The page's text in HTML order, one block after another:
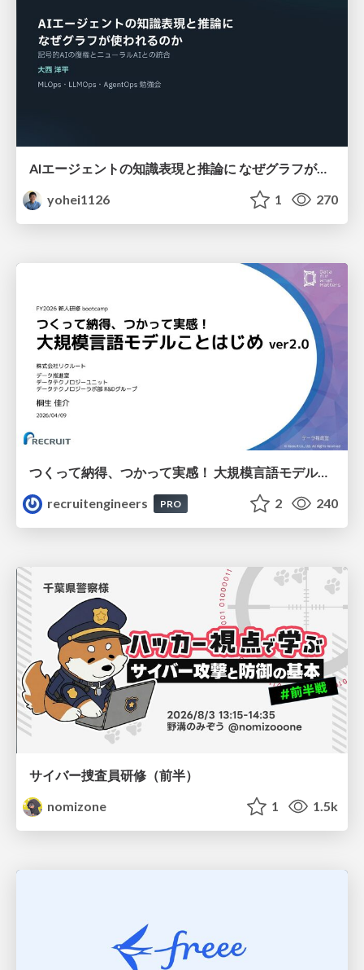
AIエージェントの知識表現と推論に なぜグラフが使われるのか - 記号的AIの復権とニューラルAIとの統合
yohei1126
1 270
つくって納得、つかって実感！ 大規模言語モデルことはじめ ver2.0
recruitengineers
PRO 2 240
サイバー捜査員研修（前半）
nomizone
1 1.5k